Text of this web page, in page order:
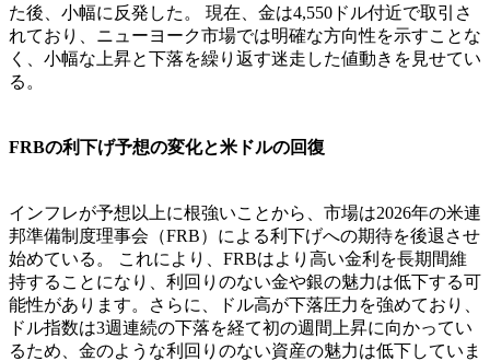
た後、小幅に反発した。 現在、金は4,550ドル付近で取引さ
れており、ニューヨーク市場では明確な方向性を示すことな
く、小幅な上昇と下落を繰り返す迷走した値動きを見せてい
る。
FRBの利下げ予想の変化と米ドルの回復
​インフレが予想以上に根強いことから、市場は2026年の米連
邦準備制度理事会（FRB）による利下げへの期待を後退させ
始めている。 これにより、FRBはより高い金利を長期間維
持することになり、利回りのない金や銀の魅力は低下する可
能性があります。さらに、ドル高が下落圧力を強めており、
ドル指数は3週連続の下落を経て初の週間上昇に向かってい
るため、金のような利回りのない資産の魅力は低下していま